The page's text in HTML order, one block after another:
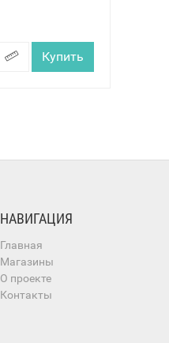
Купить
НАВИГАЦИЯ
Главная
Магазины
О проекте
Контакты